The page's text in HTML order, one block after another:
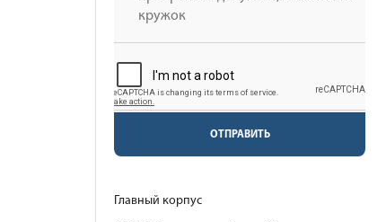
ОТПРАВИТЬ
Главный корпус